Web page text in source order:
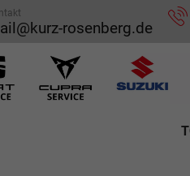
rosenberg.de